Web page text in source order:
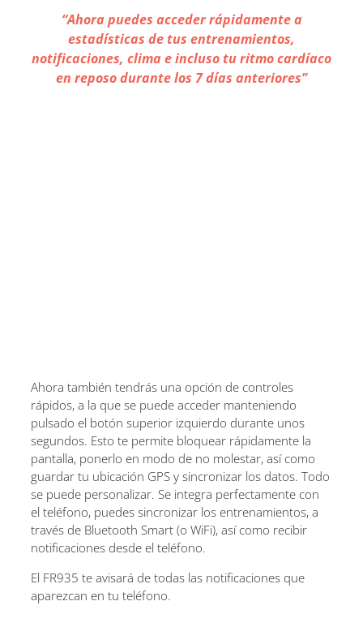
“Ahora puedes acceder rápidamente a
estadísticas de tus entrenamientos,
notificaciones, clima e incluso tu ritmo cardíaco
en reposo durante los 7 días anteriores”
Ahora también tendrás una opción de controles
rápidos, a la que se puede acceder manteniendo
pulsado el botón superior izquierdo durante unos
segundos. Esto te permite bloquear rápidamente la
pantalla, ponerlo en modo de no molestar, así como
guardar tu ubicación GPS y sincronizar los datos. Todo
se puede personalizar. Se integra perfectamente con
el teléfono, puedes sincronizar los entrenamientos, a
través de Bluetooth Smart (o WiFi), así como recibir
notificaciones desde el teléfono.
El FR935 te avisará de todas las notificaciones que
aparezcan en tu teléfono.